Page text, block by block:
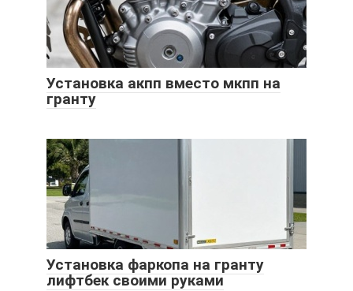
Установка акпп вместо мкпп на
гранту
Установка фаркопа на гранту
лифтбек своими руками